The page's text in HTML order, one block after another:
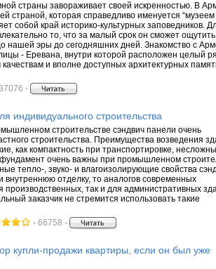
страны завораживает своей искренностью. В
страной, которая справедливо именуется
собой край историко-культурных заповедников.
то, что за малый срок он сможет
нашей эры до сегодняшних дней. Знакомство с
- Еревана, внутри которой расположен целый
и вполне доступных архитектурных
-
индивидуального строительства
строительстве сэндвич панели очень
строительства. Преимущества возведения
как компактность при транспортировке,
очень важны при промышленном
тепло-, звуко- и влагоизолирующие свойства
отделку, то аналогов современных
производственных, так и для административных
заказчик не стремится использовать такие
- 66758 -
купли-продажи квартиры, если он был уже